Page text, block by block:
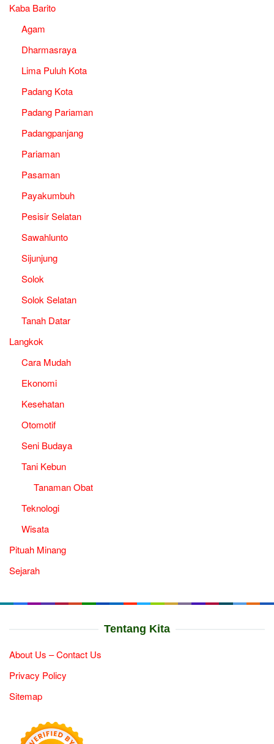
Kaba Barito
Agam
Dharmasraya
Lima Puluh Kota
Padang Kota
Padang Pariaman
Padangpanjang
Pariaman
Pasaman
Payakumbuh
Pesisir Selatan
Sawahlunto
Sijunjung
Solok
Solok Selatan
Tanah Datar
Langkok
Cara Mudah
Ekonomi
Kesehatan
Otomotif
Seni Budaya
Tani Kebun
Tanaman Obat
Teknologi
Wisata
Pituah Minang
Sejarah
Tentang Kita
About Us – Contact Us
Privacy Policy
Sitemap